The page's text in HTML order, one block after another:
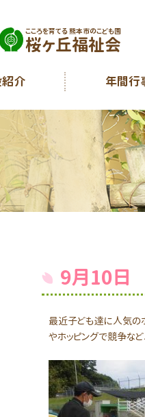
こころを育てる 熊本市のこども園
桜ヶ丘福祉会
介 年間行
9月10日
最近子ども達に人気の
やホッピングで競争など